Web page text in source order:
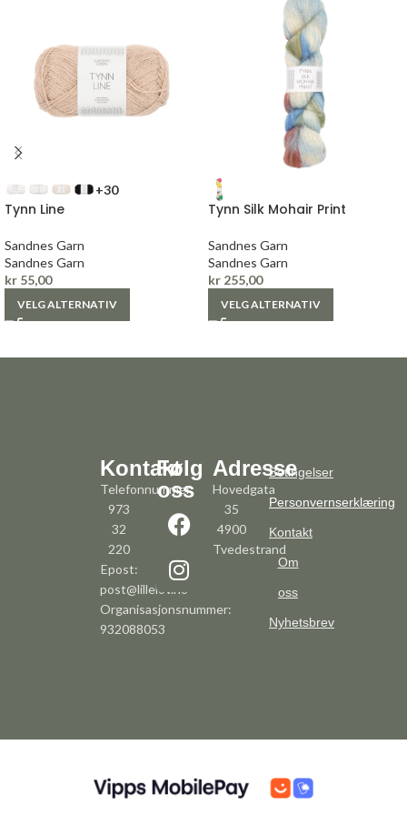
+30
Tynn Line
Sandnes Garn
Sandnes Garn
kr 55,00
VELG ALTERNATIV
Tynn Silk Mohair Print
Sandnes Garn
Sandnes Garn
kr 255,00
VELG ALTERNATIV
Kontakt
Telefonnummer:
973
32
220
Epost:
post@lillelov.no
Organisasjonsnummer:
932088053
Følg
oss
Adresse
Hovedgata
35
4900
Tvedestrand
Betingelser
Personvernserklæring
Kontakt
Om
oss
Nyhetsbrev